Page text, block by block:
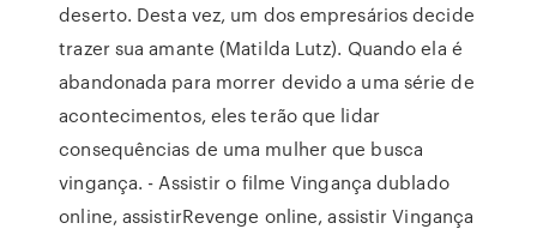
deserto. Desta vez, um dos empresários decide
trazer sua amante (Matilda Lutz). Quando ela é
abandonada para morrer devido a uma série de
acontecimentos, eles terão que lidar
consequências de uma mulher que busca
vingança. - Assistir o filme Vingança dublado
online, assistirRevenge online, assistir Vingança